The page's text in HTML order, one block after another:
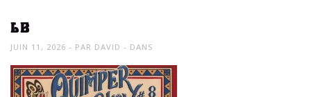
LB
JUIN 11, 2026 PAR DAVID DANS